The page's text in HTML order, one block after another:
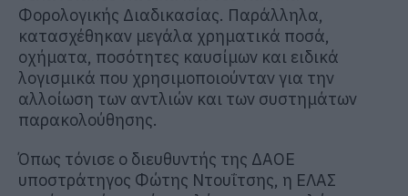
Φορολογικής Διαδικασίας. Παράλληλα,
κατασχέθηκαν μεγάλα χρηματικά ποσά,
οχήματα, ποσότητες καυσίμων και ειδικά
λογισμικά που χρησιμοποιούνταν για την
αλλοίωση των αντλιών και των συστημάτων
παρακολούθησης.
Όπως τόνισε ο διευθυντής της ΔΑΟΕ
υποστράτηγος Φώτης Ντουΐτσης, η ΕΛΑΣ